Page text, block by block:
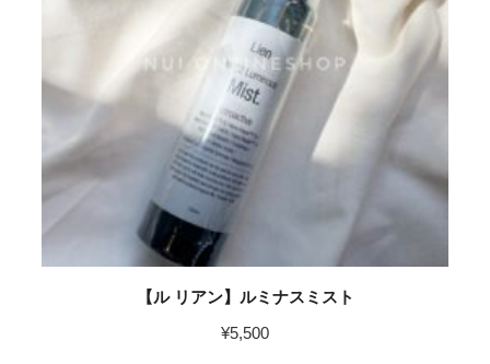
【ル リアン】ルミナスミスト
¥5,500